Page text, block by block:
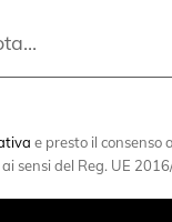
e presto il
sensi del Reg. UE